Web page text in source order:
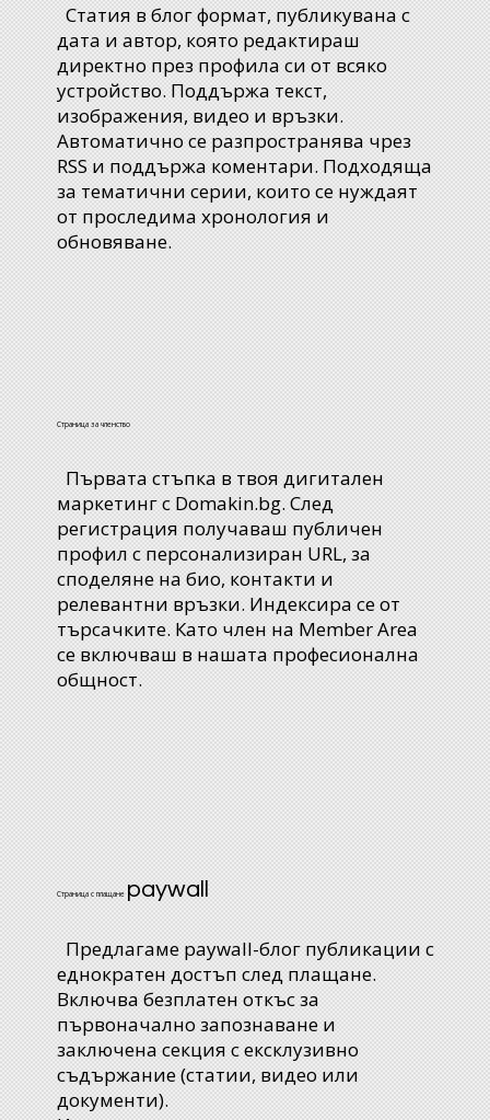
Статия в блог формат, публикувана с
дата и автор, която редактираш
директно през профила си от всяко
устройство. Поддържа текст,
изображения, видео и връзки.
Автоматично се разпространява чрез
RSS и поддържа коментари. Подходяща
за тематични серии, които се нуждаят
от проследима хронология и
обновяване.
Страница за членство
Първата стъпка в твоя дигитален
маркетинг с Domakin.bg. След
регистрация получаваш публичен
профил с персонализиран URL, за
споделяне на био, контакти и
релевантни връзки. Индексира се от
търсачките. Като член на Member Area
се включваш в нашата професионална
общност.
Страница с плащанеpaywall
Предлагаме paywall-блог публикации с
еднократен достъп след плащане.
Включва безплатен откъс за
първоначално запознаване и
заключена секция с ексклузивно
съдържание (статии, видео или
документи).